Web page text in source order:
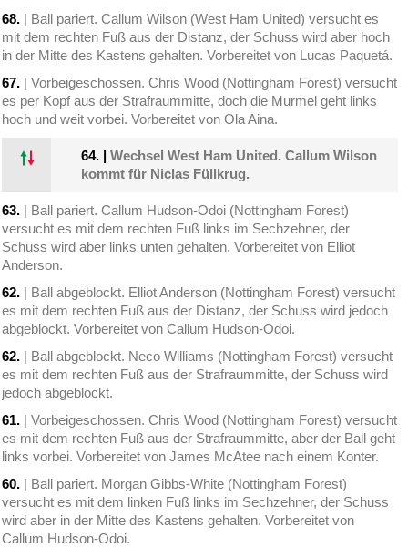
68. | Ball pariert. Callum Wilson (West Ham United) versucht es
mit dem rechten Fuß aus der Distanz, der Schuss wird aber hoch
in der Mitte des Kastens gehalten. Vorbereitet von Lucas Paquetá.
67. | Vorbeigeschossen. Chris Wood (Nottingham Forest) versucht
es per Kopf aus der Strafraummitte, doch die Murmel geht links
hoch und weit vorbei. Vorbereitet von Ola Aina.
64. |Wechsel West Ham United. Callum Wilson
kommt für Niclas Füllkrug.
63. | Ball pariert. Callum Hudson-Odoi (Nottingham Forest)
versucht es mit dem rechten Fuß links im Sechzehner, der
Schuss wird aber links unten gehalten. Vorbereitet von Elliot
Anderson.
62. | Ball abgeblockt. Elliot Anderson (Nottingham Forest) versucht
es mit dem rechten Fuß aus der Distanz, der Schuss wird jedoch
abgeblockt. Vorbereitet von Callum Hudson-Odoi.
62. | Ball abgeblockt. Neco Williams (Nottingham Forest) versucht
es mit dem rechten Fuß aus der Strafraummitte, der Schuss wird
jedoch abgeblockt.
61. | Vorbeigeschossen. Chris Wood (Nottingham Forest) versucht
es mit dem rechten Fuß aus der Strafraummitte, aber der Ball geht
links vorbei. Vorbereitet von James McAtee nach einem Konter.
60. | Ball pariert. Morgan Gibbs-White (Nottingham Forest)
versucht es mit dem linken Fuß links im Sechzehner, der Schuss
wird aber in der Mitte des Kastens gehalten. Vorbereitet von
Callum Hudson-Odoi.